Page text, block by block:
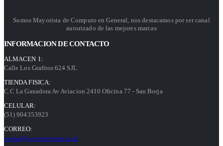
Somos Mayorista de Computo en General, nos destacamos por ser canal
autorizado de las mejores marcas
INFORMACION DE CONTACTO
ALMACEN 1:
Calle Los Grafitos 624 SJL
TIENDA FISICA:
C.C La Ganadora Av Aviacion 2410 Oficina 77 - San Borja
CELULAR:
(51) 904353923
CORREO:
ventas@aa-estructuras.com